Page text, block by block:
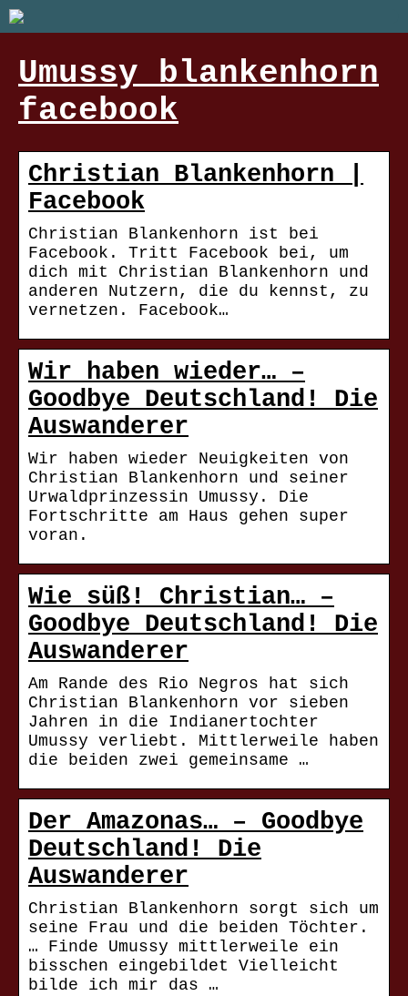
Umussy blankenhorn
facebook
Christian Blankenhorn |
Facebook
Christian Blankenhorn ist bei
Facebook. Tritt Facebook bei, um
dich mit Christian Blankenhorn und
anderen Nutzern, die du kennst, zu
vernetzen. Facebook…
Wir haben wieder… –
Goodbye Deutschland! Die
Auswanderer
Wir haben wieder Neuigkeiten von
Christian Blankenhorn und seiner
Urwaldprinzessin Umussy. Die
Fortschritte am Haus gehen super
voran.
Wie süß! Christian… –
Goodbye Deutschland! Die
Auswanderer
Am Rande des Rio Negros hat sich
Christian Blankenhorn vor sieben
Jahren in die Indianertochter
Umussy verliebt. Mittlerweile haben
die beiden zwei gemeinsame …
Der Amazonas… – Goodbye
Deutschland! Die
Auswanderer
Christian Blankenhorn sorgt sich um
seine Frau und die beiden Töchter.
… Finde Umussy mittlerweile ein
bisschen eingebildet Vielleicht
bilde ich mir das …